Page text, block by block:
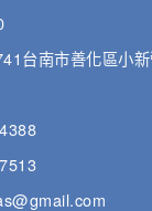
台南市善化區小